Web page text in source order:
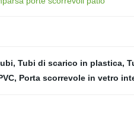
, Tubi di scarico in plastica,
, Porta scorrevole in vetro